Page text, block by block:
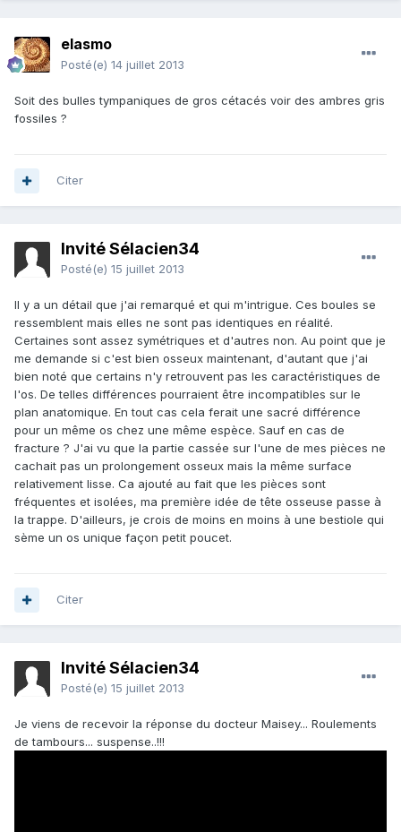
elasmo
Posté(e) 14 juillet 2013
Soit des bulles tympaniques de gros cétacés voir des ambres gris
fossiles ?
Citer
Invité Sélacien34
Posté(e) 15 juillet 2013
Il y a un détail que j'ai remarqué et qui m'intrigue. Ces boules se
ressemblent mais elles ne sont pas identiques en réalité.
Certaines sont assez symétriques et d'autres non. Au point que je
me demande si c'est bien osseux maintenant, d'autant que j'ai
bien noté que certains n'y retrouvent pas les caractéristiques de
l'os. De telles différences pourraient être incompatibles sur le
plan anatomique. En tout cas cela ferait une sacré différence
pour un même os chez une même espèce. Sauf en cas de
fracture ? J'ai vu que la partie cassée sur l'une de mes pièces ne
cachait pas un prolongement osseux mais la même surface
relativement lisse. Ca ajouté au fait que les pièces sont
fréquentes et isolées, ma première idée de tête osseuse passe à
la trappe. D'ailleurs, je crois de moins en moins à une bestiole qui
sème un os unique façon petit poucet.
Citer
Invité Sélacien34
Posté(e) 15 juillet 2013
Je viens de recevoir la réponse du docteur Maisey... Roulements
de tambours... suspense..!!!